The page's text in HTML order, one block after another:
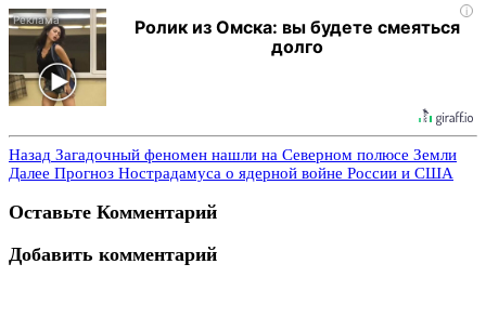
i
Ролик из Омска: вы будете смеяться
долго
Назад Загадочный феномен нашли на Северном полюсе Земли
Далее Прогноз Нострадамуса о ядерной войне России и США
Оставьте Комментарий
Добавить комментарий